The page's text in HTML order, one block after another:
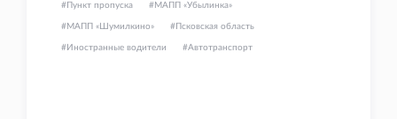
Пункт пропуска МАПП «Убылинка»
МАПП «Шумилкино» Псковская область
Иностранные водители Автотранспорт